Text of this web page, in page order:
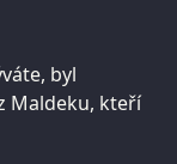
byl
Maldeku, kteří